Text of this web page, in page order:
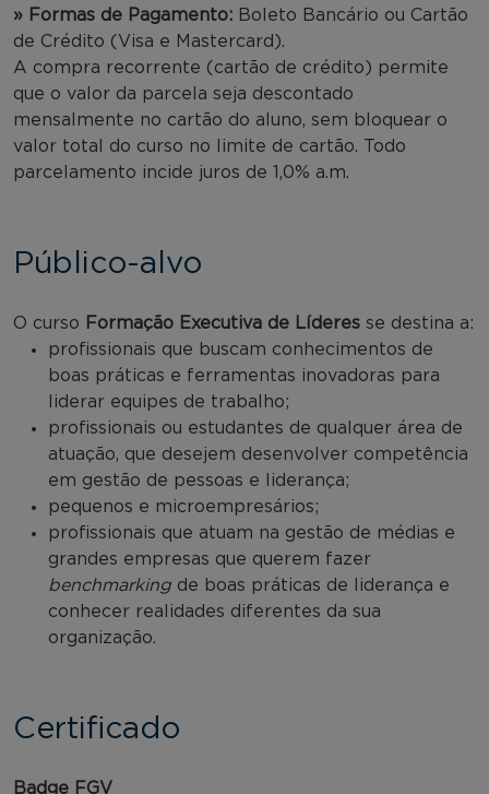
» Formas de Pagamento: Boleto Bancário ou Cartão
de Crédito (Visa e Mastercard).
A compra recorrente (cartão de crédito) permite
que o valor da parcela seja descontado
mensalmente no cartão do aluno, sem bloquear o
valor total do curso no limite de cartão. Todo
parcelamento incide juros de 1,0% a.m.
Público-alvo
O curso Formação Executiva de Líderes se destina a:
profissionais que buscam conhecimentos de
boas práticas e ferramentas inovadoras para
liderar equipes de trabalho;
profissionais ou estudantes de qualquer área de
atuação, que desejem desenvolver competência
em gestão de pessoas e liderança;
pequenos e microempresários;
profissionais que atuam na gestão de médias e
grandes empresas que querem fazer
benchmarking de boas práticas de liderança e
conhecer realidades diferentes da sua
organização.
Certificado
Badge FGV